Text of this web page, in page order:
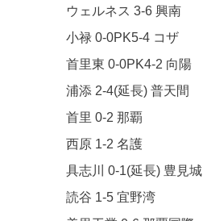
ウェルネス 3-6 興南
小禄 0-0PK5-4 コザ
首里東 0-0PK4-2 向陽
浦添 2-4(延長) 普天間
首里 0-2 那覇
西原 1-2 名護
具志川 0-1(延長) 豊見城
読谷 1-5 宜野湾